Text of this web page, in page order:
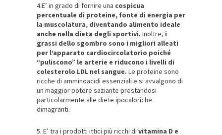
4.E’ in grado di fornire una cospicua
percentuale di proteine, fonte di energia per
la muscolatura, diventando alimento ideale
anche nella dieta degli sportivi. Inoltre, i
grassi dello sgombro sono i migliori alleati
per l’apparato cardiocircolatorio poiché
“puliscono” le arterie e riducono i livelli di
colesterolo LDL nel sangue. Le proteine sono
ricche di amminoacidi essenziali e si avvalgono di
un maggior potere saziante prestandosi
particolarmente alle diete ipocaloriche
dimagranti.
5. E’ tra i prodotti ittici più ricchi di vitamina D e